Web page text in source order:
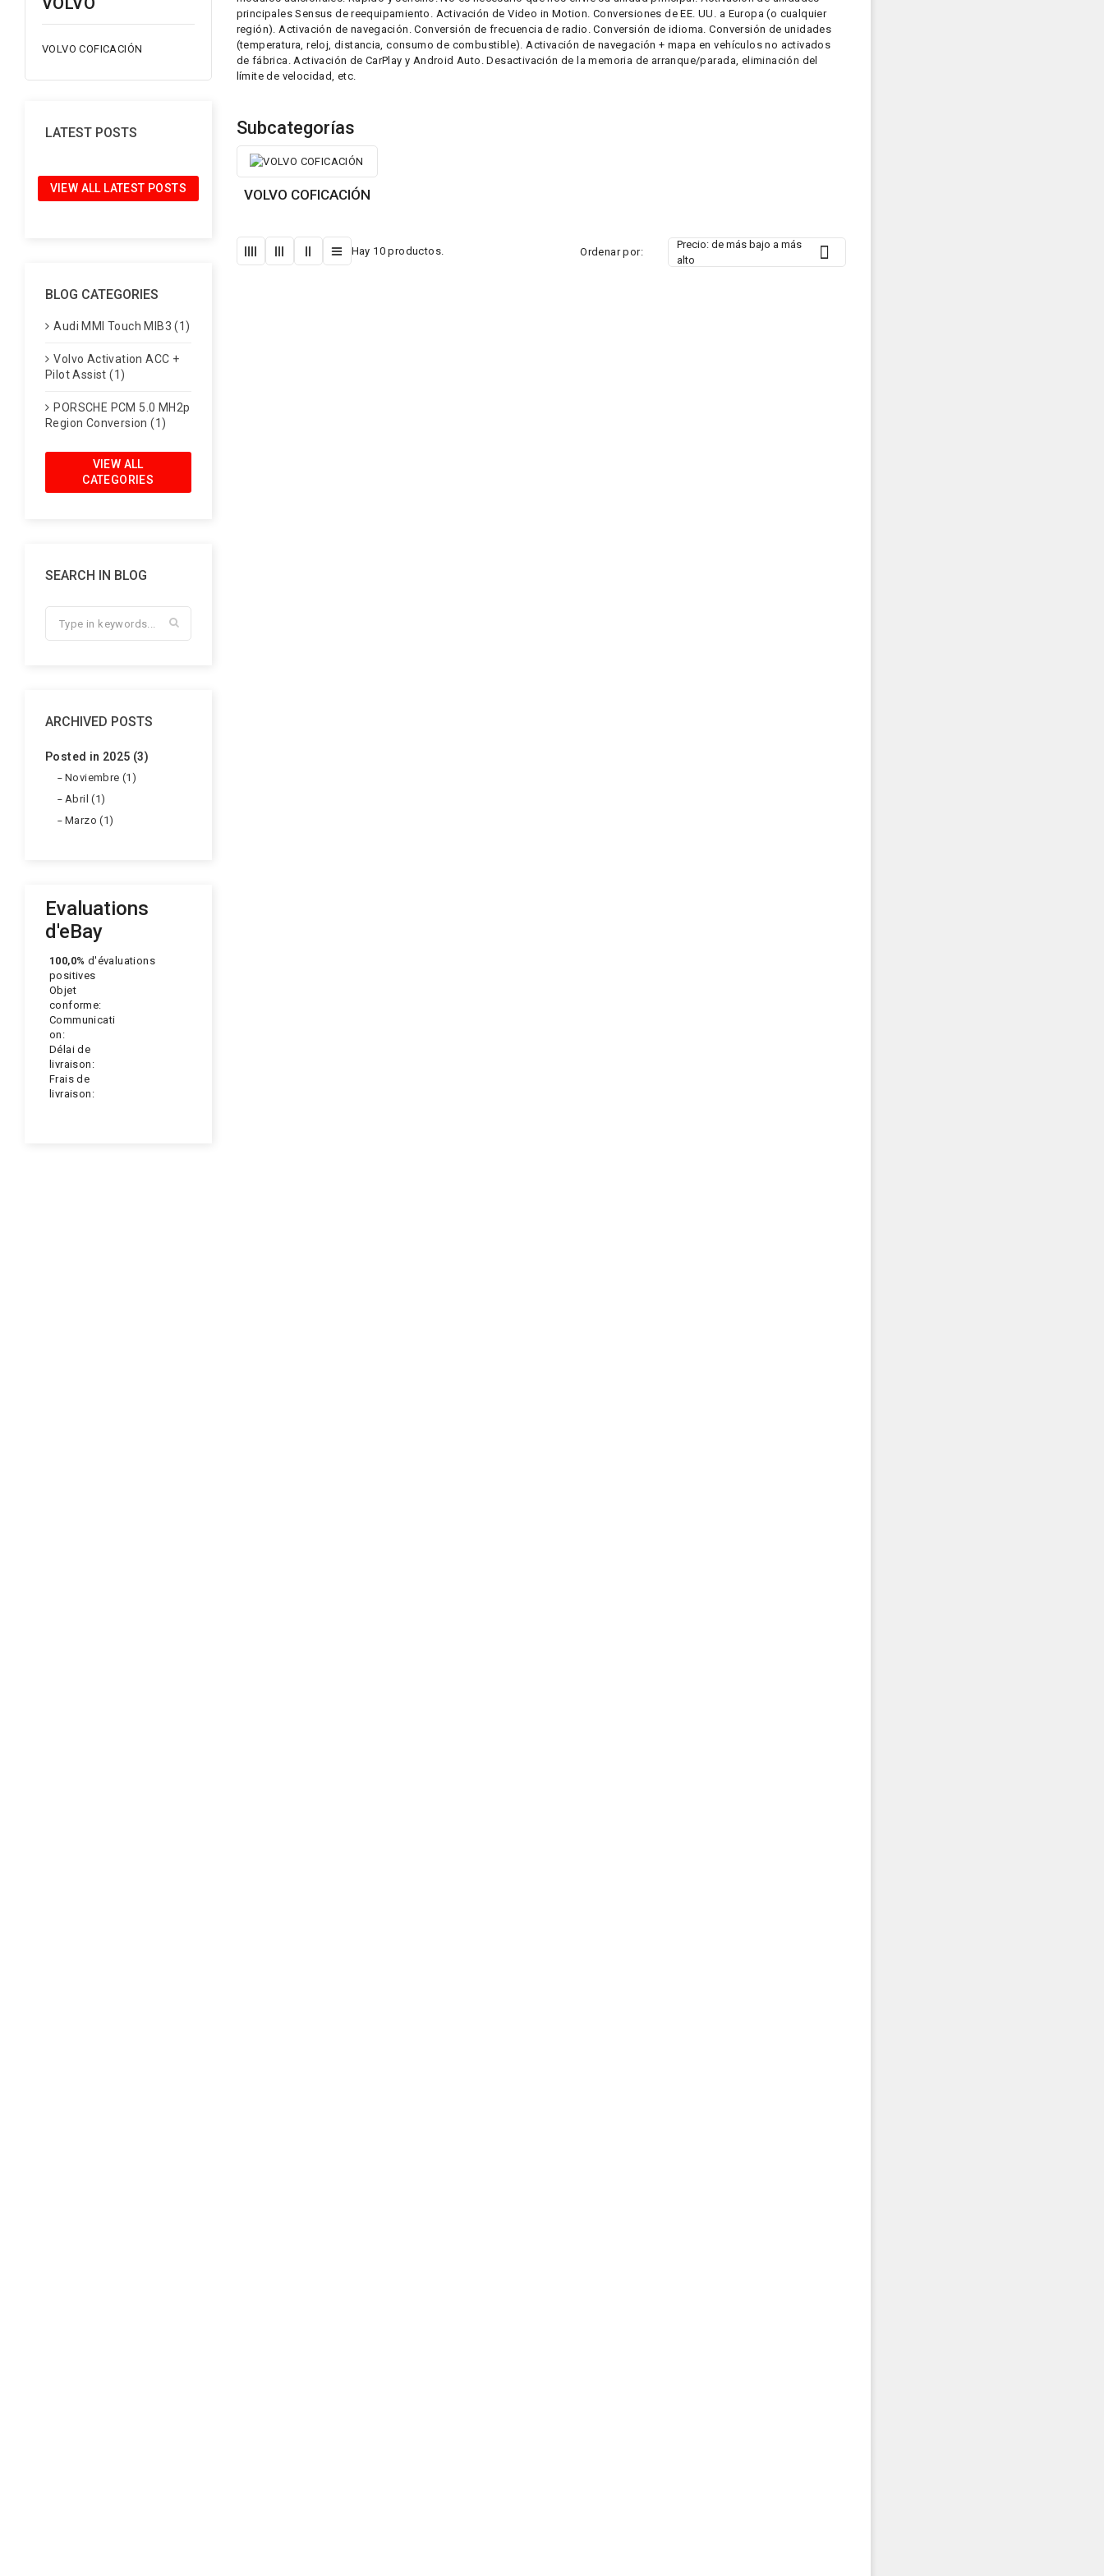
VOLVO COFICACIÓN
LATEST POSTS
VIEW ALL LATEST POSTS
BLOG CATEGORIES
Audi MMI Touch MIB3 (1)
Volvo Activation ACC +
Pilot Assist (1)
PORSCHE PCM 5.0 MH2p
Region Conversion (1)
VIEW ALL
CATEGORIES
SEARCH IN BLOG
ARCHIVED POSTS
Posted in 2025 (3)
Noviembre (1)
Abril (1)
Marzo (1)
Evaluations
d'eBay
100,0% d'évaluations
positives
Objet
conforme:
Communicati
on:
Délai de
livraison:
Frais de
livraison:
principales Sensus de reequipamiento. Activación de Video in Motion. Conversiones de EE. UU. a Europa (o cualquier
región). Activación de navegación. Conversión de frecuencia de radio. Conversión de idioma. Conversión de unidades
(temperatura, reloj, distancia, consumo de combustible). Activación de navegación + mapa en vehículos no activados
de fábrica. Activación de CarPlay y Android Auto. Desactivación de la memoria de arranque/parada, eliminación del
límite de velocidad, etc.
Subcategorías
VOLVO COFICACIÓN
Hay 10 productos. Ordenar por:
Precio: de más bajo a más
alto
